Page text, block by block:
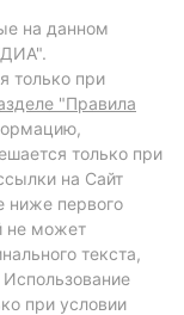
на данном
только при
"Правила
только при
на Сайт
ниже первого
не может
текста,
при условии